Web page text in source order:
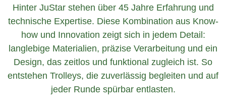
Hinter JuStar stehen über 45 Jahre Erfahrung und
technische Expertise. Diese Kombination aus Know-
how und Innovation zeigt sich in jedem Detail:
langlebige Materialien, präzise Verarbeitung und ein
Design, das zeitlos und funktional zugleich ist. So
entstehen Trolleys, die zuverlässig begleiten und auf
jeder Runde spürbar entlasten.